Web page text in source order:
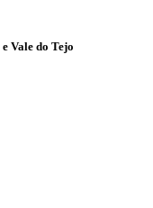
Vale do Tejo